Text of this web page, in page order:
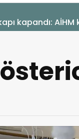
kapandı: